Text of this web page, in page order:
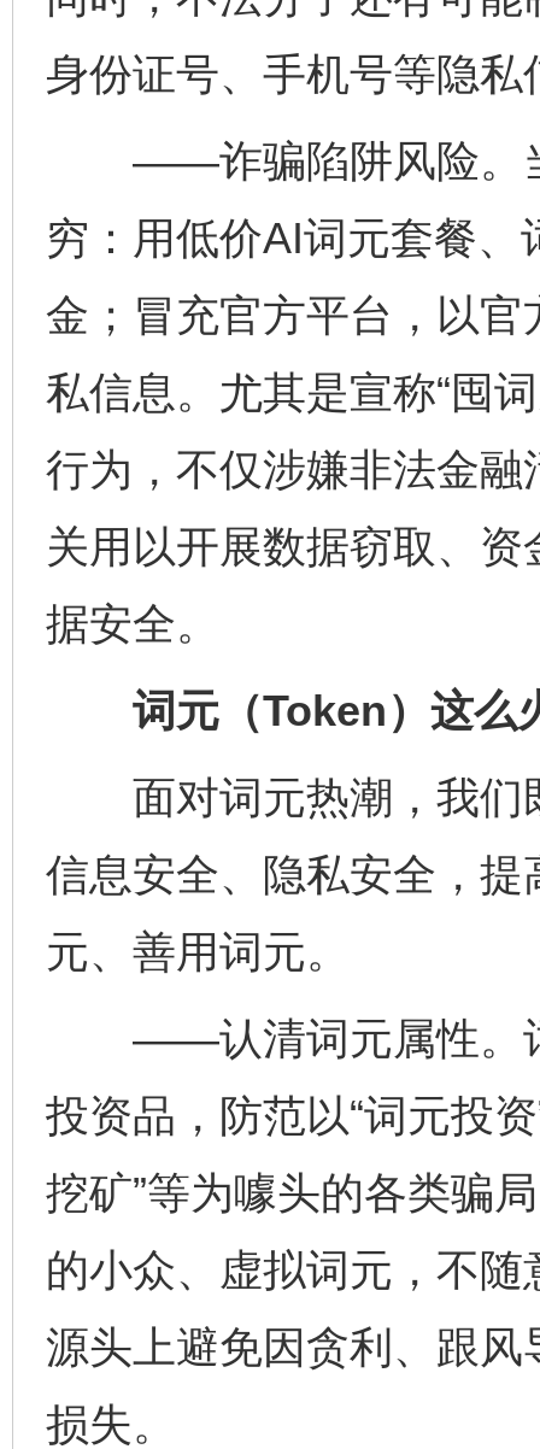
身份证号、手机号等隐私
——诈骗陷阱风险。当
穷：用低价AI词元套餐
金；冒充官方平台，以
私信息。尤其是宣称“囤
行为，不仅涉嫌非法金
关用以开展数据窃取、
据安全。
词元（Token）这么
面对词元热潮，我们
信息安全、隐私安全，
元、善用词元。
——认清词元属性。词
投资品，防范以“词元投资
挖矿”等为噱头的各类骗
的小众、虚拟词元，不
源头上避免因贪利、跟
损失。